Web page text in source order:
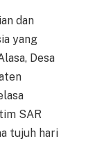
dan
yang
Desa
SAR
tujuh hari